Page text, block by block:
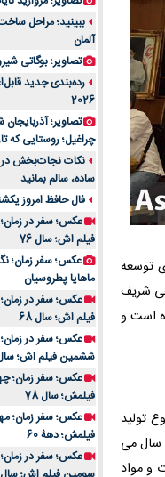
توسعه
شریف
است و
تولید
است که 110 هزار دستگاه در سال می
و مواد
آلمان
تصاویر؛ بوگاتی
رده‌بندی جدید
2026
تصاویر؛
چراغیل؛ روستایی
نکات نجات‌بخش در
ساده، سالم بمانید
فال حافظ امروز یکشنبه 10
عکس؛ سفر در
فیلم اش؛ سال 76
ماهایا پطروسیان
عکس؛ سفر در
فیلم اش؛ سال 68
ششمین فیلم اش؛ سال
فیلمش؛ سال 78
فیلمش؛ دهۀ 60